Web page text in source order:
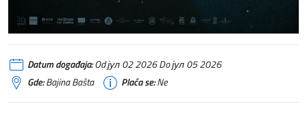
Datum događaja:Od јул 02 2026 Do јул 05 2026
Gde:Bajina Bašta Plaća se:Ne